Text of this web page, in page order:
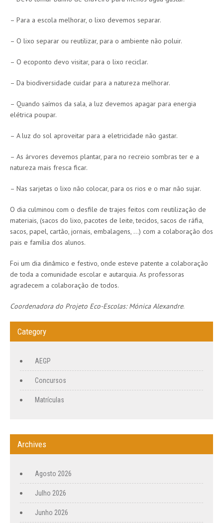
– Para a escola melhorar, o lixo devemos separar.
– O lixo separar ou reutilizar, para o ambiente não poluir.
– O ecoponto devo visitar, para o lixo reciclar.
– Da biodiversidade cuidar para a natureza melhorar.
– Quando saímos da sala, a luz devemos apagar para energia
elétrica poupar.
– A luz do sol aproveitar para a eletricidade não gastar.
– As árvores devemos plantar, para no recreio sombras ter e a
natureza mais fresca ficar.
– Nas sarjetas o lixo não colocar, para os rios e o mar não sujar.
O dia culminou com o desfile de trajes feitos com reutilização de
materiais, (sacos do lixo, pacotes de leite, tecidos, sacos de ráfia,
sacos, papel, cartão, jornais, embalagens, …) com a colaboração dos
pais e família dos alunos.
Foi um dia dinâmico e festivo, onde esteve patente a colaboração
de toda a comunidade escolar e autarquia. As professoras
agradecem a colaboração de todos.
Coordenadora do Projeto Eco-Escolas: Mónica Alexandre.
Category
AEGP
Concursos
Matrículas
Archives
Agosto 2026
Julho 2026
Junho 2026